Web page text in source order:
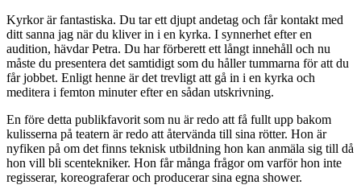
Kyrkor är fantastiska. Du tar ett djupt andetag och får kontakt med
ditt sanna jag när du kliver in i en kyrka. I synnerhet efter en
audition, hävdar Petra. Du har förberett ett långt innehåll och nu
måste du presentera det samtidigt som du håller tummarna för att du
får jobbet. Enligt henne är det trevligt att gå in i en kyrka och
meditera i femton minuter efter en sådan utskrivning.
En före detta publikfavorit som nu är redo att få fullt upp bakom
kulisserna på teatern är redo att återvända till sina rötter. Hon är
nyfiken på om det finns teknisk utbildning hon kan anmäla sig till då
hon vill bli scentekniker. Hon får många frågor om varför hon inte
regisserar, koreograferar och producerar sina egna shower.